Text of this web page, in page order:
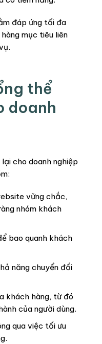
đáp ứng tối đa
mục tiêu liên
thể
doanh
cho doanh nghiệp
vững chắc,
nhóm khách
bao quanh khách
năng chuyển đổi
khách hàng, từ đó
của người dùng.
qua việc tối ưu